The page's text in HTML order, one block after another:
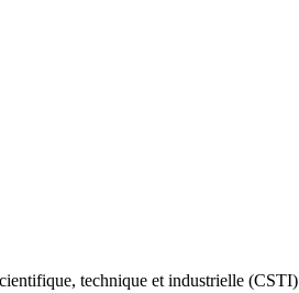
technique et industrielle (CSTI)